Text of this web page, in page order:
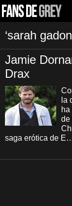
‘sarah
Jamie
Drax
la
de
saga erótica de